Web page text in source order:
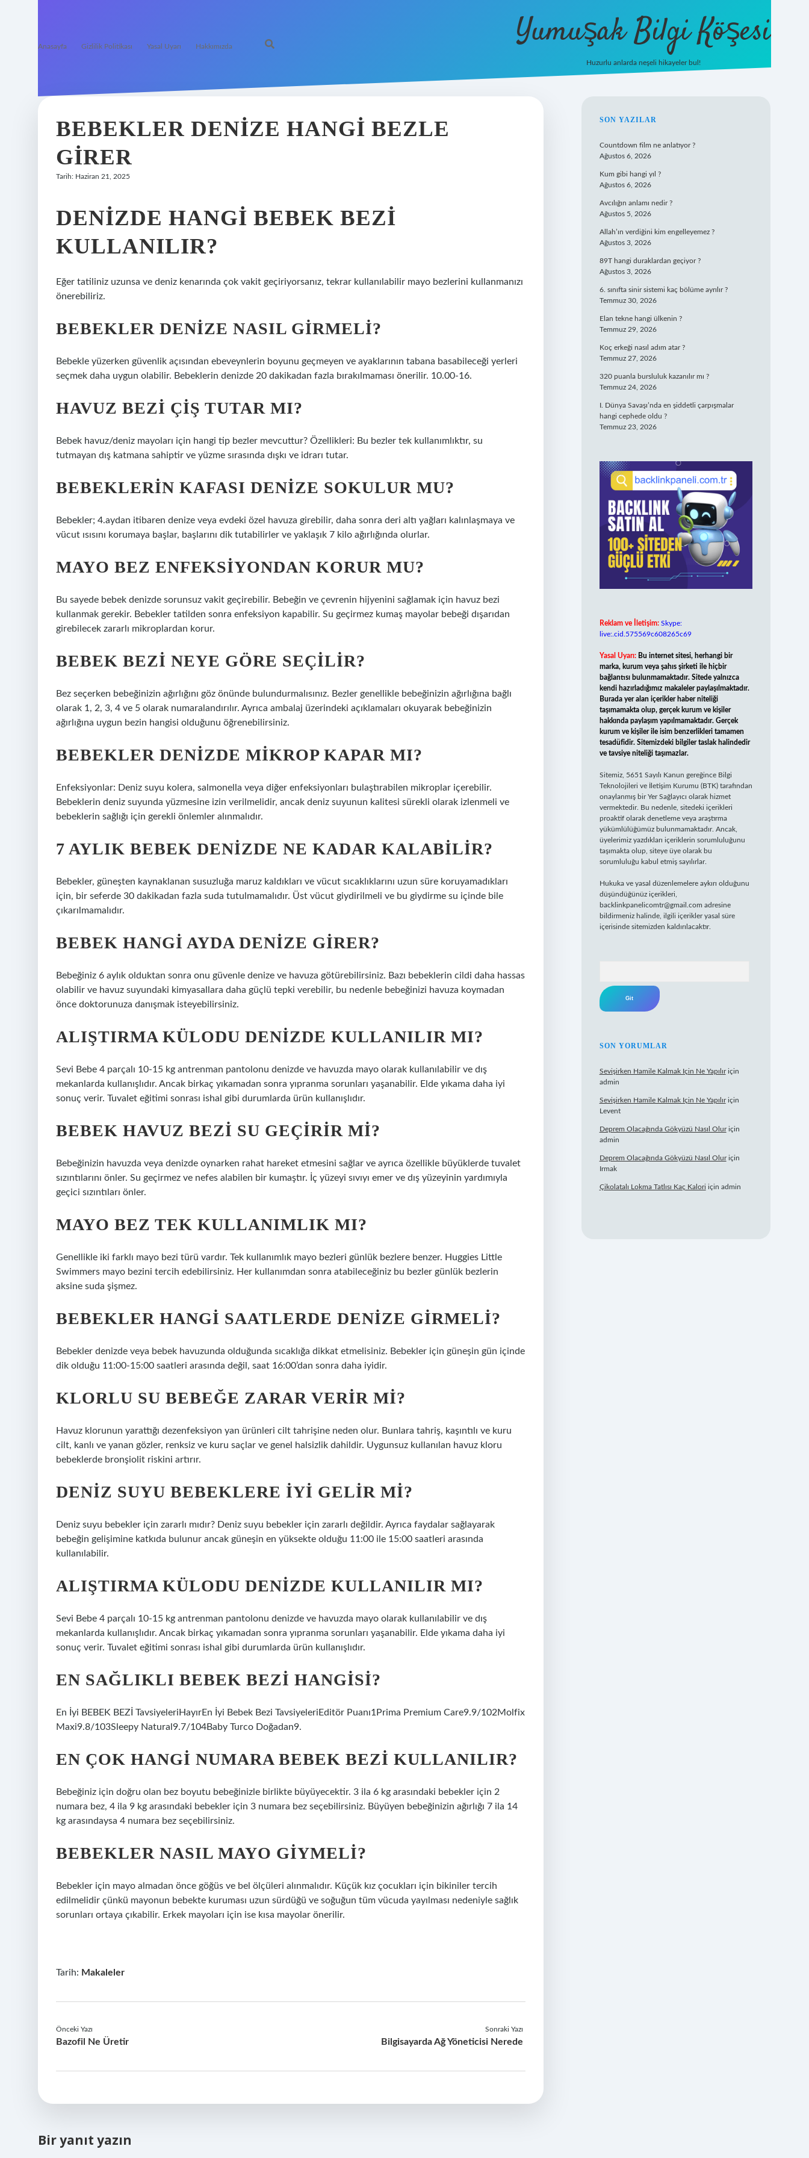
Anasayfa Gizlilik Politikası Yasal Uyarı Hakkımızda Yumuşak Bilgi Köşesi
Huzurlu anlarda neşeli hikayeler bul!
BEBEKLER DENIZE HANGI BEZLE
GIRER
Tarih: Haziran 21, 2025
DENIZDE HANGI BEBEK BEZI
KULLANILIR?
Eğer tatiliniz uzunsa ve deniz kenarında çok vakit geçiriyorsanız, tekrar kullanılabilir mayo bezlerini kullanmanızı
önerebiliriz.
BEBEKLER DENIZE NASIL GIRMELI?
Bebekle yüzerken güvenlik açısından ebeveynlerin boyunu geçmeyen ve ayaklarının tabana basabileceği yerleri
seçmek daha uygun olabilir. Bebeklerin denizde 20 dakikadan fazla bırakılmaması önerilir. 10.00-16.
HAVUZ BEZI ÇIŞ TUTAR MI?
Bebek havuz/deniz mayoları için hangi tip bezler mevcuttur? Özellikleri: Bu bezler tek kullanımlıktır, su
tutmayan dış katmana sahiptir ve yüzme sırasında dışkı ve idrarı tutar.
BEBEKLERIN KAFASI DENIZE SOKULUR MU?
Bebekler; 4.aydan itibaren denize veya evdeki özel havuza girebilir, daha sonra deri altı yağları kalınlaşmaya ve
vücut ısısını korumaya başlar, başlarını dik tutabilirler ve yaklaşık 7 kilo ağırlığında olurlar.
MAYO BEZ ENFEKSIYONDAN KORUR MU?
Bu sayede bebek denizde sorunsuz vakit geçirebilir. Bebeğin ve çevrenin hijyenini sağlamak için havuz bezi
kullanmak gerekir. Bebekler tatilden sonra enfeksiyon kapabilir. Su geçirmez kumaş mayolar bebeği dışarıdan
girebilecek zararlı mikroplardan korur.
BEBEK BEZI NEYE GÖRE SEÇILIR?
Bez seçerken bebeğinizin ağırlığını göz önünde bulundurmalısınız. Bezler genellikle bebeğinizin ağırlığına bağlı
olarak 1, 2, 3, 4 ve 5 olarak numaralandırılır. Ayrıca ambalaj üzerindeki açıklamaları okuyarak bebeğinizin
ağırlığına uygun bezin hangisi olduğunu öğrenebilirsiniz.
BEBEKLER DENIZDE MIKROP KAPAR MI?
Enfeksiyonlar: Deniz suyu kolera, salmonella veya diğer enfeksiyonları bulaştırabilen mikroplar içerebilir.
Bebeklerin deniz suyunda yüzmesine izin verilmelidir, ancak deniz suyunun kalitesi sürekli olarak izlenmeli ve
bebeklerin sağlığı için gerekli önlemler alınmalıdır.
7 AYLIK BEBEK DENIZDE NE KADAR KALABILIR?
Bebekler, güneşten kaynaklanan susuzluğa maruz kaldıkları ve vücut sıcaklıklarını uzun süre koruyamadıkları
için, bir seferde 30 dakikadan fazla suda tutulmamalıdır. Üst vücut giydirilmeli ve bu giydirme su içinde bile
çıkarılmamalıdır.
BEBEK HANGI AYDA DENIZE GIRER?
Bebeğiniz 6 aylık olduktan sonra onu güvenle denize ve havuza götürebilirsiniz. Bazı bebeklerin cildi daha hassas
olabilir ve havuz suyundaki kimyasallara daha güçlü tepki verebilir, bu nedenle bebeğinizi havuza koymadan
önce doktorunuza danışmak isteyebilirsiniz.
ALIŞTIRMA KÜLODU DENIZDE KULLANILIR MI?
Sevi Bebe 4 parçalı 10-15 kg antrenman pantolonu denizde ve havuzda mayo olarak kullanılabilir ve dış
mekanlarda kullanışlıdır. Ancak birkaç yıkamadan sonra yıpranma sorunları yaşanabilir. Elde yıkama daha iyi
sonuç verir. Tuvalet eğitimi sonrası ishal gibi durumlarda ürün kullanışlıdır.
BEBEK HAVUZ BEZI SU GEÇIRIR MI?
Bebeğinizin havuzda veya denizde oynarken rahat hareket etmesini sağlar ve ayrıca özellikle büyüklerde tuvalet
sızıntılarını önler. Su geçirmez ve nefes alabilen bir kumaştır. İç yüzeyi sıvıyı emer ve dış yüzeyinin yardımıyla
geçici sızıntıları önler.
MAYO BEZ TEK KULLANIMLIK MI?
Genellikle iki farklı mayo bezi türü vardır. Tek kullanımlık mayo bezleri günlük bezlere benzer. Huggies Little
Swimmers mayo bezini tercih edebilirsiniz. Her kullanımdan sonra atabileceğiniz bu bezler günlük bezlerin
aksine suda şişmez.
BEBEKLER HANGI SAATLERDE DENIZE GIRMELI?
Bebekler denizde veya bebek havuzunda olduğunda sıcaklığa dikkat etmelisiniz. Bebekler için güneşin gün içinde
dik olduğu 11:00-15:00 saatleri arasında değil, saat 16:00’dan sonra daha iyidir.
KLORLU SU BEBEĞE ZARAR VERIR MI?
Havuz klorunun yarattığı dezenfeksiyon yan ürünleri cilt tahrişine neden olur. Bunlara tahriş, kaşıntılı ve kuru
cilt, kanlı ve yanan gözler, renksiz ve kuru saçlar ve genel halsizlik dahildir. Uygunsuz kullanılan havuz kloru
bebeklerde bronşiolit riskini artırır.
DENIZ SUYU BEBEKLERE IYI GELIR MI?
Deniz suyu bebekler için zararlı mıdır? Deniz suyu bebekler için zararlı değildir. Ayrıca faydalar sağlayarak
bebeğin gelişimine katkıda bulunur ancak güneşin en yüksekte olduğu 11:00 ile 15:00 saatleri arasında
kullanılabilir.
ALIŞTIRMA KÜLODU DENIZDE KULLANILIR MI?
Sevi Bebe 4 parçalı 10-15 kg antrenman pantolonu denizde ve havuzda mayo olarak kullanılabilir ve dış
mekanlarda kullanışlıdır. Ancak birkaç yıkamadan sonra yıpranma sorunları yaşanabilir. Elde yıkama daha iyi
sonuç verir. Tuvalet eğitimi sonrası ishal gibi durumlarda ürün kullanışlıdır.
EN SAĞLIKLI BEBEK BEZI HANGISI?
En İyi BEBEK BEZİ TavsiyeleriHayırEn İyi Bebek Bezi TavsiyeleriEditör Puanı1Prima Premium Care9.9/102Molfix
Maxi9.8/103Sleepy Natural9.7/104Baby Turco Doğadan9.
EN ÇOK HANGI NUMARA BEBEK BEZI KULLANILIR?
Bebeğiniz için doğru olan bez boyutu bebeğinizle birlikte büyüyecektir. 3 ila 6 kg arasındaki bebekler için 2
numara bez, 4 ila 9 kg arasındaki bebekler için 3 numara bez seçebilirsiniz. Büyüyen bebeğinizin ağırlığı 7 ila 14
kg arasındaysa 4 numara bez seçebilirsiniz.
BEBEKLER NASIL MAYO GIYMELI?
Bebekler için mayo almadan önce göğüs ve bel ölçüleri alınmalıdır. Küçük kız çocukları için bikiniler tercih
edilmelidir çünkü mayonun bebekte kuruması uzun sürdüğü ve soğuğun tüm vücuda yayılması nedeniyle sağlık
sorunları ortaya çıkabilir. Erkek mayoları için ise kısa mayolar önerilir.
Tarih: Makaleler
Önceki Yazı
Bazofil Ne Üretir
Sonraki Yazı
Bilgisayarda Ağ Yöneticisi Nerede
Bir yanıt yazın
SIDEBAR
SON YAZILAR
Countdown film ne anlatıyor ?
Ağustos 6, 2026
Kum gibi hangi yıl ?
Ağustos 6, 2026
Avcılığın anlamı nedir ?
Ağustos 5, 2026
Allah’ın verdiğini kim engelleyemez ?
Ağustos 3, 2026
89T hangi duraklardan geçiyor ?
Ağustos 3, 2026
6. sınıfta sinir sistemi kaç bölüme ayrılır ?
Temmuz 30, 2026
Elan tekne hangi ülkenin ?
Temmuz 29, 2026
Koç erkeği nasıl adım atar ?
Temmuz 27, 2026
320 puanla bursluluk kazanılır mı ?
Temmuz 24, 2026
I. Dünya Savaşı’nda en şiddetli çarpışmalar
hangi cephede oldu ?
Temmuz 23, 2026
Reklam ve İletişim: Skype:
live:.cid.575569c608265c69
Yasal Uyarı: Bu internet sitesi, herhangi bir
marka, kurum veya şahıs şirketi ile hiçbir
bağlantısı bulunmamaktadır. Sitede yalnızca
kendi hazırladığımız makaleler paylaşılmaktadır.
Burada yer alan içerikler haber niteliği
taşımamakta olup, gerçek kurum ve kişiler
hakkında paylaşım yapılmamaktadır. Gerçek
kurum ve kişiler ile isim benzerlikleri tamamen
tesadüfidir. Sitemizdeki bilgiler taslak halindedir
ve tavsiye niteliği taşımazlar.
Sitemiz, 5651 Sayılı Kanun gereğince Bilgi
Teknolojileri ve İletişim Kurumu (BTK) tarafından
onaylanmış bir Yer Sağlayıcı olarak hizmet
vermektedir. Bu nedenle, sitedeki içerikleri
proaktif olarak denetleme veya araştırma
yükümlülüğümüz bulunmamaktadır. Ancak,
üyelerimiz yazdıkları içeriklerin sorumluluğunu
taşımakta olup, siteye üye olarak bu
sorumluluğu kabul etmiş sayılırlar.
Hukuka ve yasal düzenlemelere aykırı olduğunu
düşündüğünüz içerikleri,
backlinkpanelicomtr@gmail.com adresine
bildirmeniz halinde, ilgili içerikler yasal süre
içerisinde sitemizden kaldırılacaktır.
SON YORUMLAR
Sevişirken Hamile Kalmak Için Ne Yapılıriçin
admin
Sevişirken Hamile Kalmak Için Ne Yapılıriçin
Levent
Deprem Olacağında Gökyüzü Nasıl Oluriçin
admin
Deprem Olacağında Gökyüzü Nasıl Oluriçin
Irmak
Çikolatalı Lokma Tatlısı Kaç Kalori için admin